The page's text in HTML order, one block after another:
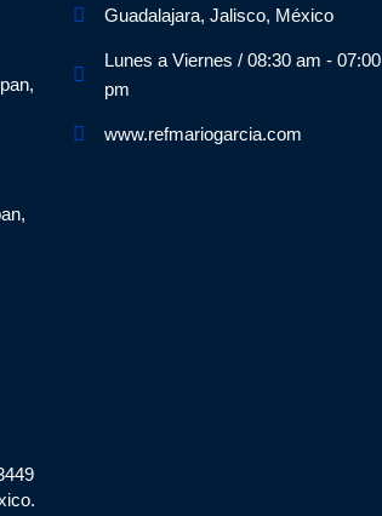
Guadalajara, Jalisco, México
Lunes a Viernes / 08:30 am - 07:00
pm
www.refmariogarcia.com